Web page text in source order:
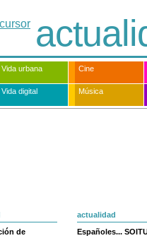
Vida urbana Cine
Vida digital Música
de
actualidad
Españoles...